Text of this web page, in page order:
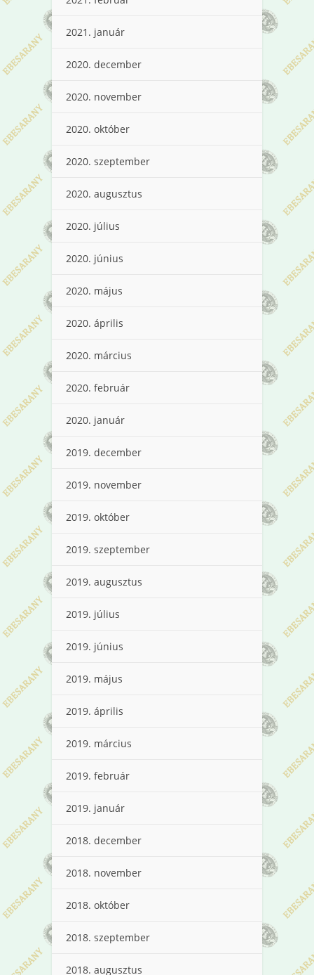
2021. január
2020. december
2020. november
2020. október
2020. szeptember
2020. augusztus
2020. július
2020. június
2020. május
2020. április
2020. március
2020. február
2020. január
2019. december
2019. november
2019. október
2019. szeptember
2019. augusztus
2019. július
2019. június
2019. május
2019. április
2019. március
2019. február
2019. január
2018. december
2018. november
2018. október
2018. szeptember
2018. augusztus